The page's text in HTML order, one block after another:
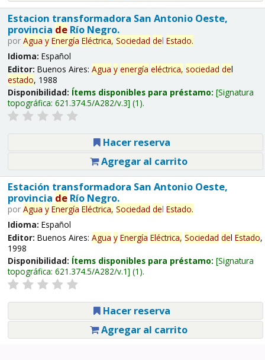
Estacion transformadora San Antonio Oeste,
provincia deRío Negro.
por Agua y Energía Eléctrica, Sociedad del Estado.
Idioma: Español
Editor: Buenos Aires: Agua y energía eléctrica, sociedad del
estado, 1988
Disponibilidad: Ítems disponibles para préstamo: Signatura
topográfica: 621.374.5/A282/v.3 (1).
Hacer reserva
Agregar al carrito
Estación transformadora San Antonio Oeste,
provincia deRío Negro.
por Agua y Energía Eléctrica, Sociedad del Estado.
Idioma: Español
Editor: Buenos Aires: Agua y Energía Eléctrica, Sociedad del Estado,
1998
Disponibilidad: Ítems disponibles para préstamo: Signatura
topográfica: 621.374.5/A282/v.1 (1).
Hacer reserva
Agregar al carrito